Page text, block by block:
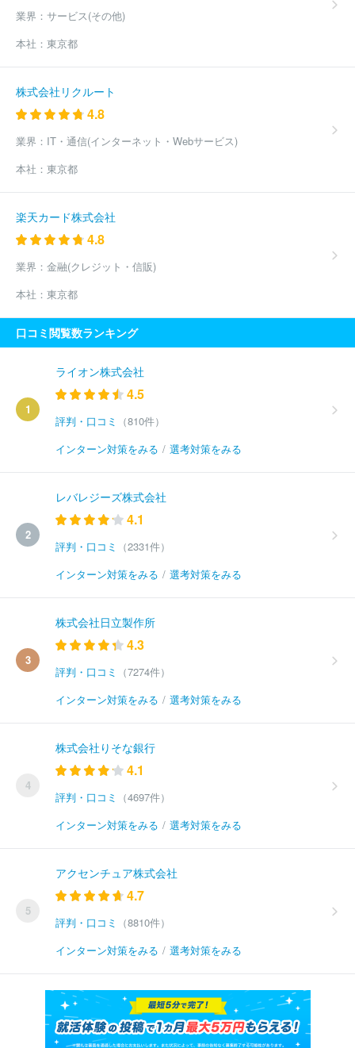
業界： サービス(その他)
本社： 東京都
株式会社リクルート
4.8
業界： IT・通信(インターネット・Webサービス)
本社： 東京都
楽天カード株式会社
4.8
業界： 金融(クレジット・信販)
本社： 東京都
口コミ閲覧数ランキング
1
ライオン株式会社
4.5
評判・口コミ
（810件）
インターン対策をみる / 選考対策をみる
2
レバレジーズ株式会社
4.1
評判・口コミ
（2331件）
インターン対策をみる / 選考対策をみる
3
株式会社日立製作所
4.3
評判・口コミ
（7274件）
インターン対策をみる / 選考対策をみる
4
株式会社りそな銀行
4.1
評判・口コミ
（4697件）
インターン対策をみる / 選考対策をみる
5
アクセンチュア株式会社
4.7
評判・口コミ
（8810件）
インターン対策をみる / 選考対策をみる